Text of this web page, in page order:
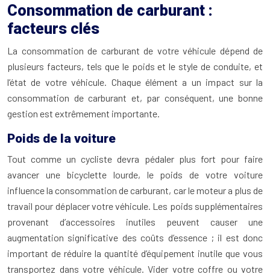
Consommation de carburant :
facteurs clés
La consommation de carburant de votre véhicule dépend de
plusieurs facteurs, tels que le poids et le style de conduite, et
l’état de votre véhicule. Chaque élément a un impact sur la
consommation de carburant et, par conséquent, une bonne
gestion est extrêmement importante.
Poids de la voiture
Tout comme un cycliste devra pédaler plus fort pour faire
avancer une bicyclette lourde, le poids de votre voiture
influence la consommation de carburant, car le moteur a plus de
travail pour déplacer votre véhicule. Les poids supplémentaires
provenant d’accessoires inutiles peuvent causer une
augmentation significative des coûts d’essence ; il est donc
important de réduire la quantité d’équipement inutile que vous
transportez dans votre véhicule. Vider votre coffre ou votre